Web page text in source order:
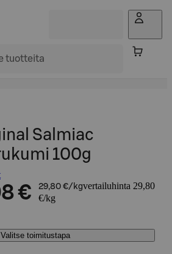
Salmiac
100g
€ 29,80 €/kgvertailuhinta 29,80
€/kg
Valitse toimitustapa